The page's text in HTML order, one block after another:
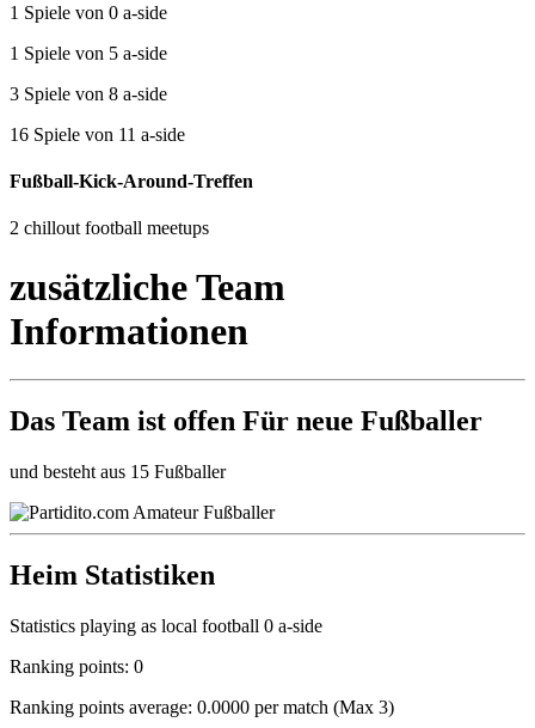
1 Spiele von 0 a-side
1 Spiele von 5 a-side
3 Spiele von 8 a-side
16 Spiele von 11 a-side
Fußball-Kick-Around-Treffen
2 chillout football meetups
zusätzliche Team
Informationen
Das Team ist offen Für neue Fußballer
und besteht aus 15 Fußballer
Heim Statistiken
Statistics playing as local football 0 a-side
Ranking points: 0
Ranking points average: 0.0000 per match (Max 3)